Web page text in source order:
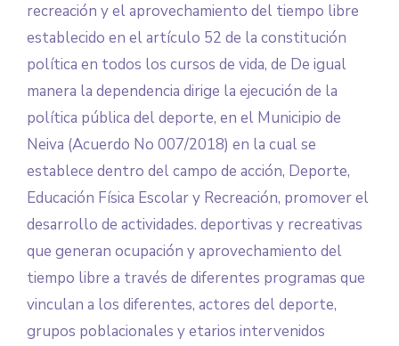
recreación y el aprovechamiento del tiempo libre
establecido en el artículo 52 de la constitución
política en todos los cursos de vida, de De igual
manera la dependencia dirige la ejecución de la
política pública del deporte, en el Municipio de
Neiva (Acuerdo No 007/2018) en la cual se
establece dentro del campo de acción, Deporte,
Educación Física Escolar y Recreación, promover el
desarrollo de actividades. deportivas y recreativas
que generan ocupación y aprovechamiento del
tiempo libre a través de diferentes programas que
vinculan a los diferentes, actores del deporte,
grupos poblacionales y etarios intervenidos